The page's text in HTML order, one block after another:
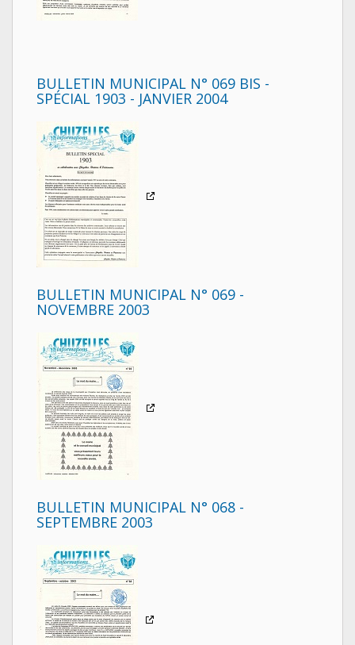
BULLETIN MUNICIPAL N° 069 BIS -
SPÉCIAL 1903 - JANVIER 2004
BULLETIN MUNICIPAL N° 069 -
NOVEMBRE 2003
BULLETIN MUNICIPAL N° 068 -
SEPTEMBRE 2003